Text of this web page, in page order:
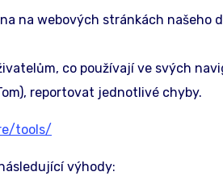
na webových stránkách našeho
co používají ve svých
reportovat jednotlivé chyby.
tools/
výhody: